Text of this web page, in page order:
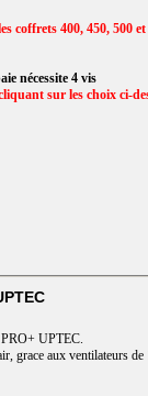
coffrets 400, 450, 500
nécessite 4 vis
sur les choix ci-
UPTEC.
grace aux ventilateurs